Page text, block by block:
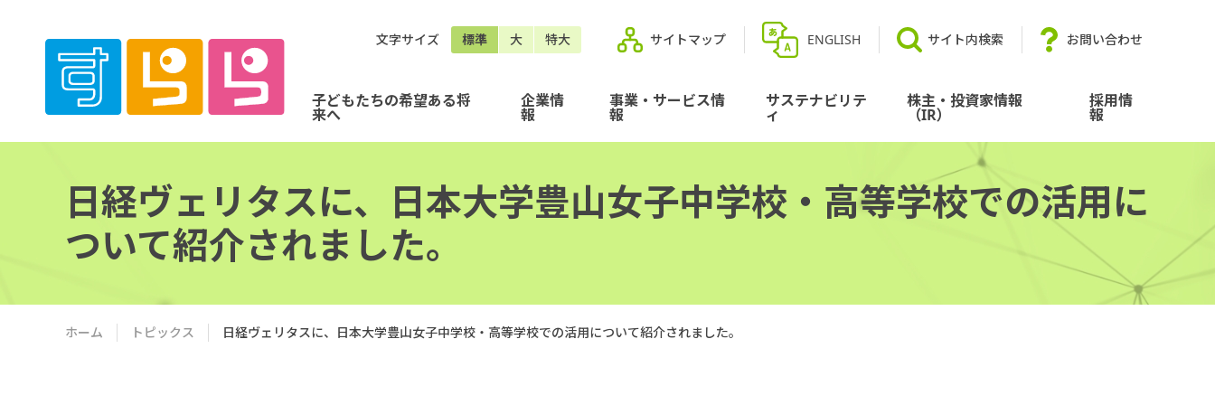
文字サイズ 標準 大 特大 サイトマップ ENGLISH サイト内検索 お問い合わせ
子どもたちの希望ある将
来へ
企業情
報
事業・サービス情
報
サステナビリテ
ィ
株主・投資家情報
（IR）
採用情
報
日経ヴェリタスに、日本大学豊山女子中学校・高等学校での活用に
ついて紹介されました。
ホーム トピックス 日経ヴェリタスに、日本大学豊山女子中学校・高等学校での活用について紹介されました。